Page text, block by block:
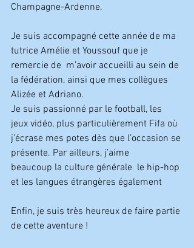
Champagne-Ardenne.
Je suis accompagné cette année de ma
tutrice Amélie et Youssouf que je
remercie de m’avoir accueilli au sein de
la fédération, ainsi que mes collègues
Alizée et Adriano.
Je suis passionné par le football, les
jeux vidéo, plus particulièrement Fifa où
j’écrase mes potes dès que l’occasion se
présente. Par ailleurs, j’aime
beaucoup la culture générale le hip-hop
et les langues étrangères également
Enfin, je suis très heureux de faire partie
de cette aventure !